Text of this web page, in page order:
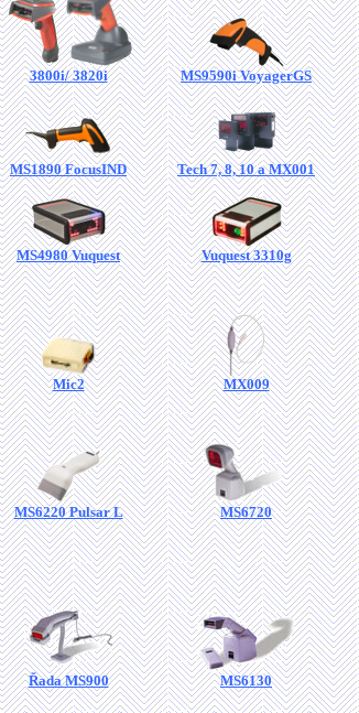
3800i/ 3820i MS9590i VoyagerGS
MS1890 FocusIND Tech 7, 8, 10 a MX001
MS4980 Vuquest Vuquest 3310g
Mic2 MX009
MS6220 Pulsar L MS6720
Řada MS900 MS6130